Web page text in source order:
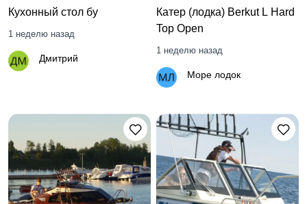
Кухонный стол бу
1 неделю назад
Дмитрий
Катер (лодка) Berkut L Hard
Top Open
1 неделю назад
Море лодок